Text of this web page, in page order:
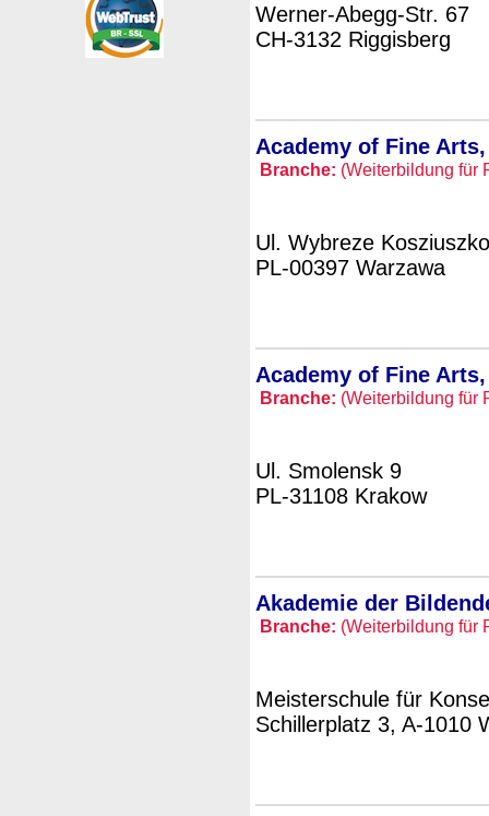
Werner-Abegg-Str. 67
CH-3132 Riggisberg
Academy of Fine
Branche: (Weiterbildung für
Ul. Wybreze
PL-00397 Warzawa
Academy of Fine
Branche: (Weiterbildung für
Ul. Smolensk 9
PL-31108 Krakow
Akademie der
Branche: (Weiterbildung für
Meisterschule für
Schillerplatz 3, A-1010